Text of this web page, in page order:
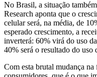
No Brasil, a situação
Research aponta que o
celular será, na média, de
esperado crescimento, a
inverterá: 60% virá do uso
40% será o resultado do uso
Com esta brutal mudança